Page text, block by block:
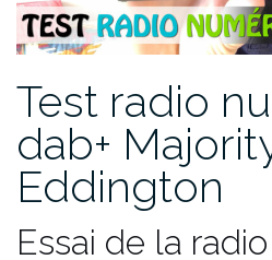
Test radio
dab+
Eddington
Essai de la